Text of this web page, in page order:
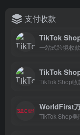
支付收款
一站式跨境收
WorldFirst